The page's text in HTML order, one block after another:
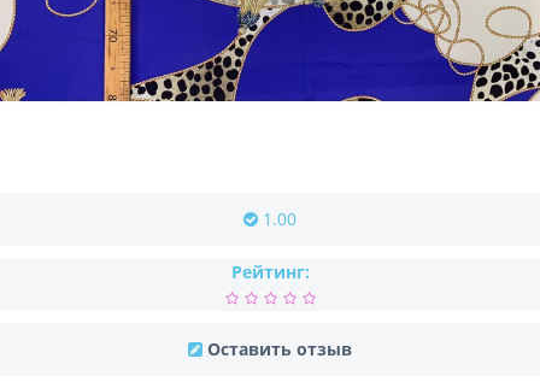
1.00
Рейтинг:
Оставить отзыв